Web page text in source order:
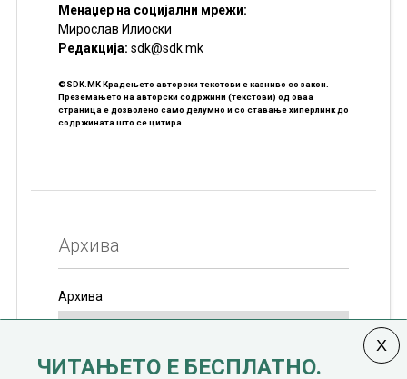
Менаџер на социјални мрежи:
Мирослав Илиоски
Редакцијa: sdk@sdk.mk
©SDK.MK Крадењето авторски текстови е казниво со закон.
Преземањето на авторски содржини (текстови) од оваа
страница е дозволено само делумно и со ставање хиперлинк до
содржината што се цитира
Архива
Архива
ЧИТАЊЕТО Е БЕСПЛАТНО.